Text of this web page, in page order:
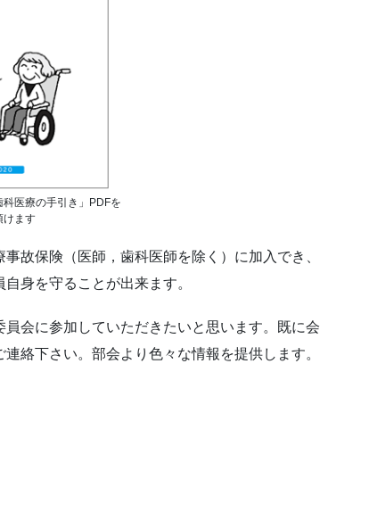
医療の手引き」PDFを
けます
故保険（医師，歯科医師を除く）に加入でき、
身を守ることが出来ます。
会に参加していただきたいと思います。既に会
絡下さい。部会より色々な情報を提供します。